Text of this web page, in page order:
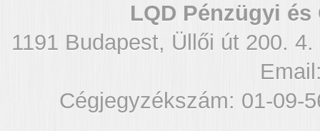
LQD Pénzügyi
1191 Budapest, Üllői út 200.
Cégjegyzékszám: 01-09-